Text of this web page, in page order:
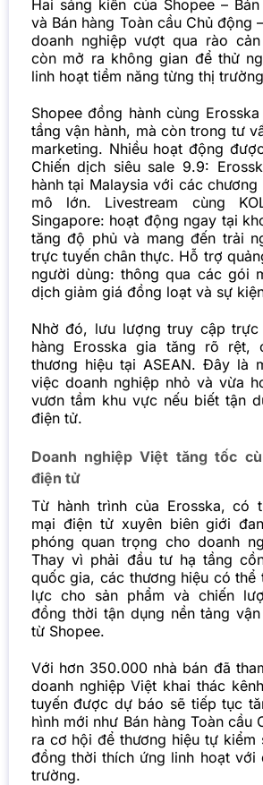
Hai sáng kiến của Shopee –
và Bán hàng Toàn cầu Chủ động
doanh nghiệp vượt qua rào
còn mở ra không gian để thử
linh hoạt tiềm năng từng thị
Shopee đồng hành cùng
tầng vận hành, mà còn trong tư
marketing. Nhiều hoạt động
Chiến dịch siêu sale 9.9:
hành tại Malaysia với các
mô lớn. Livestream cùng
Singapore: hoạt động ngay tại
tăng độ phủ và mang đến trải
trực tuyến chân thực. Hỗ trợ
người dùng: thông qua các gói
dịch giảm giá đồng loạt và sự
Nhờ đó, lưu lượng truy cập trực
hàng Erosska gia tăng rõ rệt,
thương hiệu tại ASEAN. Đây là
việc doanh nghiệp nhỏ và vừa
vươn tầm khu vực nếu biết tận
điện tử.
Doanh nghiệp Việt tăng tốc
điện tử
Từ hành trình của Erosska, có
mại điện tử xuyên biên giới
phóng quan trọng cho doanh
Thay vì phải đầu tư hạ tầng
quốc gia, các thương hiệu có thể
lực cho sản phẩm và chiến
đồng thời tận dụng nền tảng
từ Shopee.
Với hơn 350.000 nhà bán đã
doanh nghiệp Việt khai thác
tuyến được dự báo sẽ tiếp tục
hình mới như Bán hàng Toàn cầu
ra cơ hội để thương hiệu tự kiểm
đồng thời thích ứng linh hoạt với
trường.